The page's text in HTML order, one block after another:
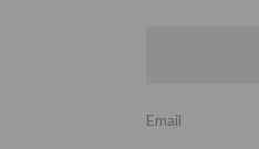
Email